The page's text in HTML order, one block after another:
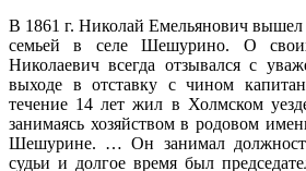
В 1861 г. Николай Емельянович вышел
семьей в селе Шешурино. О
Николаевич всегда отзывался с
выходе в отставку с чином
течение 14 лет жил в Холмском
занимаясь хозяйством в родовом
Шешурине. … Он занимал
судьи и долгое время был